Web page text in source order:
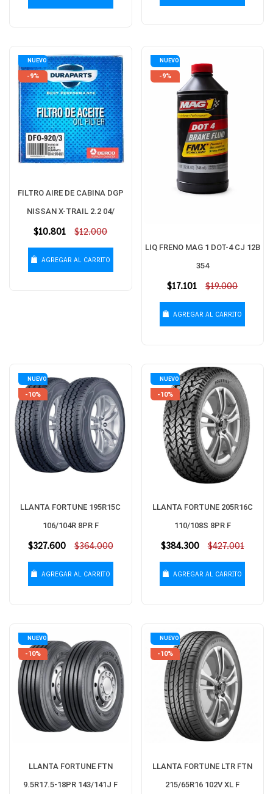
NUEVO
-9%
FILTRO AIRE DE CABINA DGP
NISSAN X-TRAIL 2.2 04/
Precio
$10.801 $12.000
AGREGAR AL CARRITO
NUEVO
-9%
LIQ FRENO MAG 1 DOT-4 CJ 12B
354
Precio
$17.101 $19.000
AGREGAR AL CARRITO
NUEVO
-10%
LLANTA FORTUNE 195R15C
106/104R 8PR F
Precio
$327.600 $364.000
AGREGAR AL CARRITO
NUEVO
-10%
LLANTA FORTUNE 205R16C
110/108S 8PR F
Precio
$384.300 $427.001
AGREGAR AL CARRITO
NUEVO
-10%
LLANTA FORTUNE FTN
9.5R17.5-18PR 143/141J F
NUEVO
-10%
LLANTA FORTUNE LTR FTN
215/65R16 102V XL F